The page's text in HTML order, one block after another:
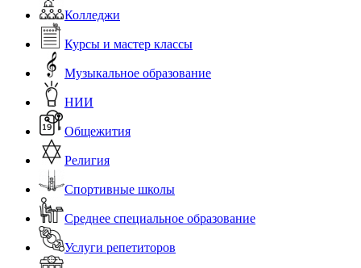
Колледжи
Курсы и мастер классы
Музыкальное образование
НИИ
Общежития
Религия
Спортивные школы
Среднее специальное образование
Услуги репетиторов